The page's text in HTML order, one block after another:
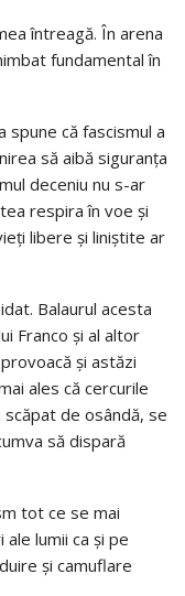
întreagă. În arena
fundamental în
că fascismul a
să aibă siguranța
deceniu nu s-ar
respira în voe și
libere și liniștite ar
Balaurul acesta
Franco și al altor
și astăzi
ales că cercurile
de osândă, se
să dispară
tot ce se mai
lumii ca și pe
și camuflare